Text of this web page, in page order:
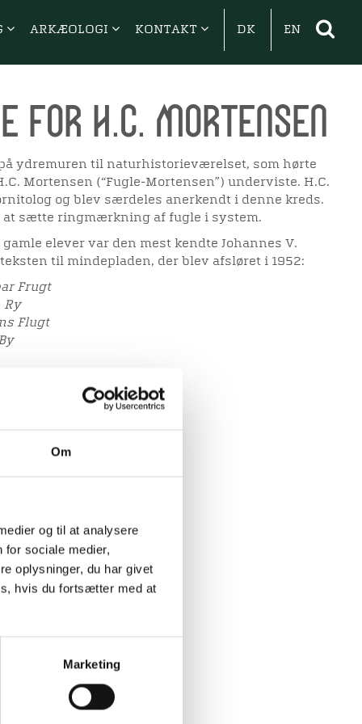
Om
og til at analysere
for sociale medier,
oplysninger, du har givet
hvis du fortsætter med at
Marketing
ARKÆOLOGI KONTAKT DK EN
for H.C. Mortensen
ydremuren til naturhistorieværelset, som hørte
Mortensen (“Fugle-Mortensen”) underviste. H.C.
og blev særdeles anerkendt i denne kreds.
at sætte ringmærkning af fugle i system.
elever var den mest kendte Johannes V.
til mindepladen, der blev afsløret i 1952:
Frugt
Ry
Flugt